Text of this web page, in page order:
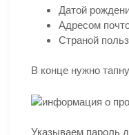
Датой
Адресом
Страной
В конце нужно
Указываем пароль